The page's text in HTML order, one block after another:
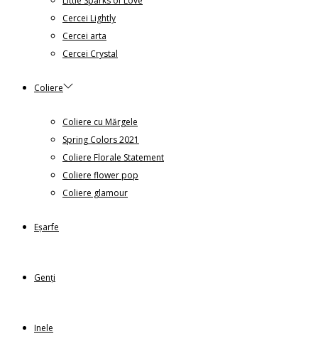
Cercei Lightly
Cercei arta
Cercei Crystal
Coliere
Coliere cu Mărgele
Spring Colors 2021
Coliere Florale Statement
Coliere flower pop
Coliere glamour
Eșarfe
Genți
Inele